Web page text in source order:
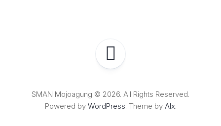
SMAN Mojoagung © 2026. All Rights Reserved.
Powered by WordPress. Theme by Alx.